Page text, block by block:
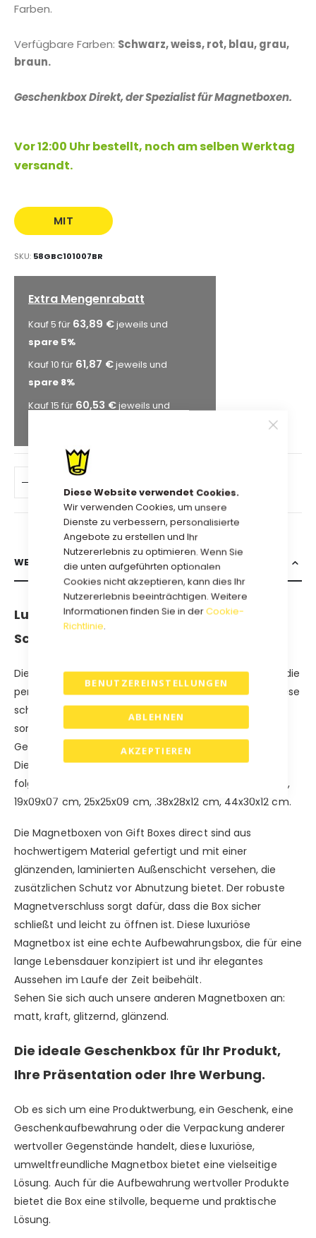
Diese Website verwendet Cookies.
Wir verwenden Cookies, um unsere
Dienste zu verbessern, personalisierte
Angebote zu erstellen und Ihr
Nutzererlebnis zu optimieren. Wenn Sie
die unten aufgeführten optionalen
Cookies nicht akzeptieren, kann dies Ihr
Nutzererlebnis beeinträchtigen. Weitere
Informationen finden Sie in derCookie-
Richtlinie.
AKZEPTIEREN
BENUTZEREINSTELLUNGEN
ABLEHNEN
Farben.
Verfügbare Farben: Schwarz, weiss, rot, blau, grau,
braun.
Geschenkbox Direkt, der Spezialist für Magnetboxen.
Vor 12:00 Uhr bestellt, noch am selben Werktag
versandt.
MIT
SKU 58GBC101007BR
Extra Mengenrabatt
Kauf 5 für 63,89 €jeweils und
spare 5%
Kauf 10 für 61,87 €jeweils und
spare 8%
Kauf 15 für 60,53 €jeweils und
WEITERE INFORMATIONEN
Luxuriöse Eco-Magnetbox in Weiß,
Schwarz, Rot, Blau, Braun und Grau.
Die Luxus-Magnetbox in Öko-Farben ohne Laminat ist die
perfekte Kombination aus Stil und Zweckmäßigkeit. Diese
schöne Geschenkbox ist nicht nur schön anzusehen,
sondern auch ideal für die Aufbewahrung Ihrer
Geschenke.
Diese umweltfreundlichen Magnetboxen sind in
folgenden Größen erhältlich: 10x10x07 cm, 18x18x08 cm,
19x09x07 cm, 25x25x09 cm, .38x28x12 cm, 44x30x12 cm.
Die Magnetboxen von Gift Boxes direct sind aus
hochwertigem Material gefertigt und mit einer
glänzenden, laminierten Außenschicht versehen, die
zusätzlichen Schutz vor Abnutzung bietet. Der robuste
Magnetverschluss sorgt dafür, dass die Box sicher
schließt und leicht zu öffnen ist. Diese luxuriöse
Magnetbox ist eine echte Aufbewahrungsbox, die für eine
lange Lebensdauer konzipiert ist und ihr elegantes
Aussehen im Laufe der Zeit beibehält.
Sehen Sie sich auch unsere anderen Magnetboxen an:
matt, kraft, glitzernd, glänzend.
Die ideale Geschenkbox für Ihr Produkt,
Ihre Präsentation oder Ihre Werbung.
Ob es sich um eine Produktwerbung, ein Geschenk, eine
Geschenkaufbewahrung oder die Verpackung anderer
wertvoller Gegenstände handelt, diese luxuriöse,
umweltfreundliche Magnetbox bietet eine vielseitige
Lösung. Auch für die Aufbewahrung wertvoller Produkte
bietet die Box eine stilvolle, bequeme und praktische
Lösung.